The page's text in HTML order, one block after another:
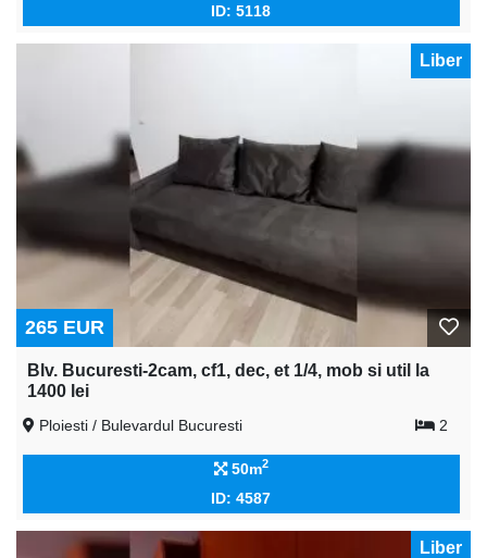
ID: 5118
Liber
265 EUR
Blv. Bucuresti-2cam, cf1, dec, et 1/4, mob si util la
1400 lei
Ploiesti / Bulevardul Bucuresti 2
50m2
ID: 4587
Liber